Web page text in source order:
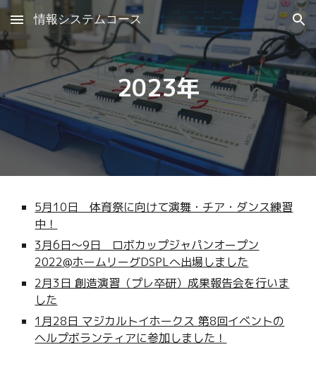
Skip to main content Skip to navigation
情報システムコース
2023年
5月10日 体育祭に向けて演舞・チア・ダンス練習
中！
3月6日～9日 ロボカップジャパンオープン
2022@ホームリーグDSPLへ出場しました
2月3日 創造演習（プレ卒研）成果報告会を行いま
した
1月28日 マジカルトイホークス 第8回イベントの
ヘルプボランティアに参加しました！